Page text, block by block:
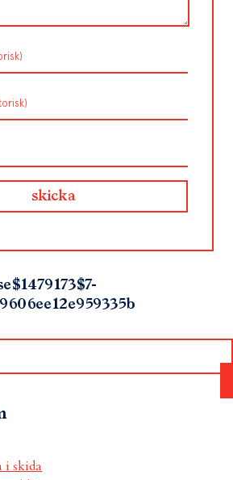
i skida